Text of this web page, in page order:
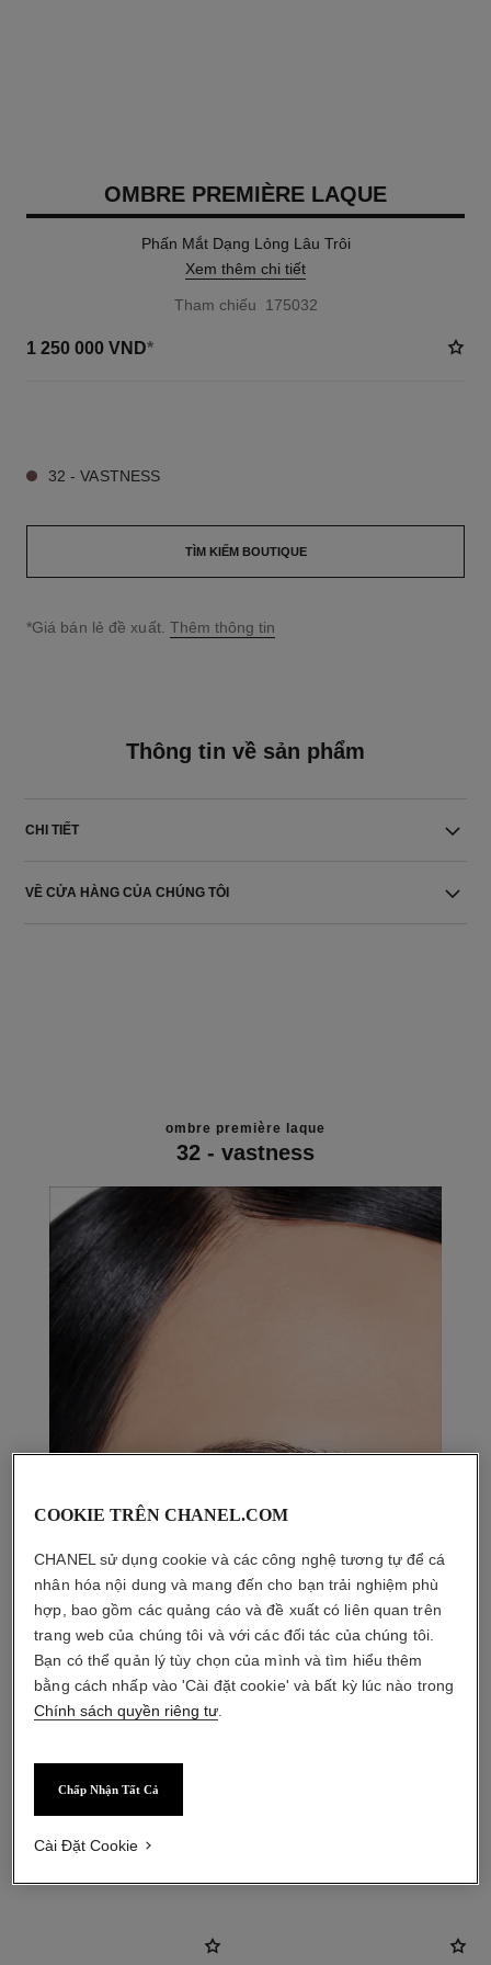
OMBRE PREMIÈRE LAQUE
Phấn Mắt Dạng Lỏng Lâu Trôi
Xem thêm chi tiết
Tham chiếu 175032
1 250 000 VND*
32 - VASTNESS
TÌM KIẾM BOUTIQUE
↩
*Giá bán lẻ đề xuất. Thêm thông tin
Thông tin về sản phẩm
CHI TIẾT
VỀ CỬA HÀNG CỦA CHÚNG TÔI
ombre première laque
32 - vastness
sản phẩm kết hợp
COOKIE TRÊN CHANEL.COM
CHANEL sử dụng cookie và các công nghệ tương tự để cá
nhân hóa nội dung và mang đến cho bạn trải nghiệm phù
hợp, bao gồm các quảng cáo và đề xuất có liên quan trên
trang web của chúng tôi và với các đối tác của chúng tôi.
Bạn có thể quản lý tùy chọn của mình và tìm hiểu thêm
bằng cách nhấp vào 'Cài đặt cookie' và bất kỳ lúc nào trong
Chính sách quyền riêng tư
Chấp Nhận Tất Cả
Cài Đặt Cookie